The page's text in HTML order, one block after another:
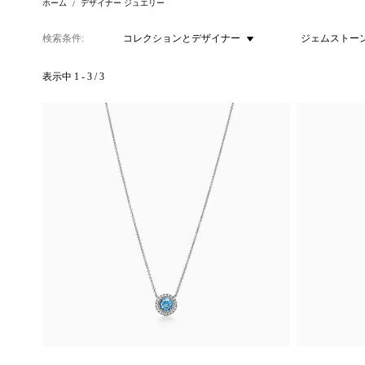
ホーム デザイナー ジュエリー
検索条件 コレクションとデザイナー ジェムストー
表示中 1 - 3 / 3